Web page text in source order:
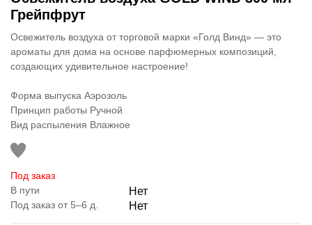
Грейпфрут
Освежитель воздуха от торговой марки «Голд Винд» — это
ароматы для дома на основе парфюмерных композиций,
создающих удивительное настроение!
Форма выпуска Аэрозоль
Принцип работы Ручной
Вид распыления Влажное
Под заказ
В пути
Нет
Под заказ от 5–6 д. Нет